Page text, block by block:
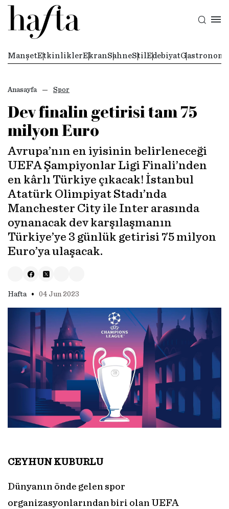
ManşetEtkinliklerEkranSahneStil EdebiyatGastronomi
Anasayfa Spor
Dev finalin getirisi tam 75
milyon Euro
Avrupa’nın en iyisinin belirleneceği
UEFA Şampiyonlar Ligi Finali’nden
en kârlı Türkiye çıkacak! İstanbul
Atatürk Olimpiyat Stadı’nda
Manchester City ile Inter arasında
oynanacak dev karşılaşmanın
Türkiye’ye 3 günlük getirisi 75 milyon
Euro’ya ulaşacak.
Hafta • 04 Jun 2023
CEYHUN KUBURLU
Dünyanın önde gelen spor
organizasyonlarından biri olan UEFA